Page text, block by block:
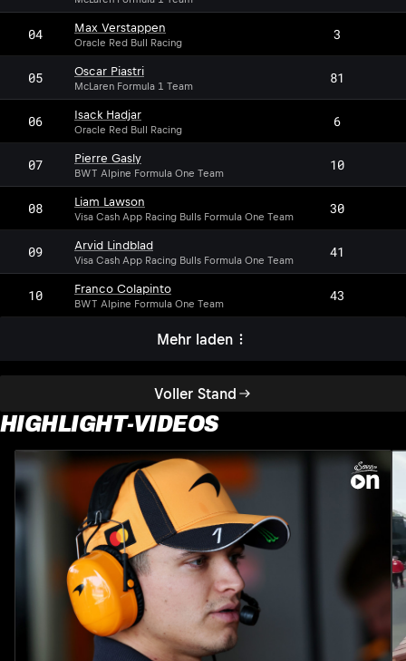
Voller Stand
04 Max Verstappen
Oracle Red Bull Racing 3
05 Oscar Piastri
McLaren Formula 1 Team 81
06 Isack Hadjar
Oracle Red Bull Racing 6
07 Pierre Gasly
BWT Alpine Formula One Team 10
08 Liam Lawson
Visa Cash App Racing Bulls Formula One Team 30
09 Arvid Lindblad
Visa Cash App Racing Bulls Formula One Team 41
10 Franco Colapinto
BWT Alpine Formula One Team 43
Mehr laden
HIGHLIGHT-VIDEOS